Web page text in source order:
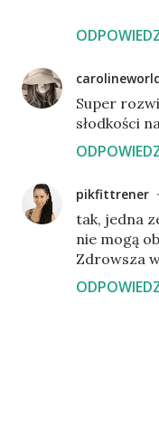
Super
słodkości
pikfittrener
tak, jedna
nie mogą
Zdrowsza